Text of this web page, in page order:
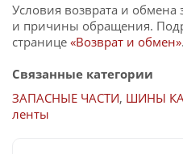
Условия возврата и обмена
и причины обращения.
странице «Возврат и обмен».
Связанные категории
ЗАПАСНЫЕ ЧАСТИ, ШИНЫ
ленты